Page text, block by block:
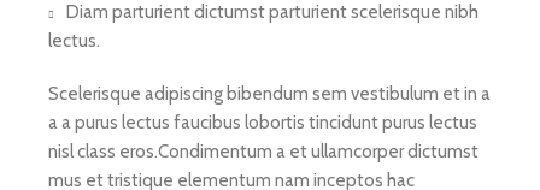
Diam parturient dictumst parturient scelerisque nibh
lectus.
Scelerisque adipiscing bibendum sem vestibulum et in a
a a purus lectus faucibus lobortis tincidunt purus lectus
nisl class eros.Condimentum a et ullamcorper dictumst
mus et tristique elementum nam inceptos hac